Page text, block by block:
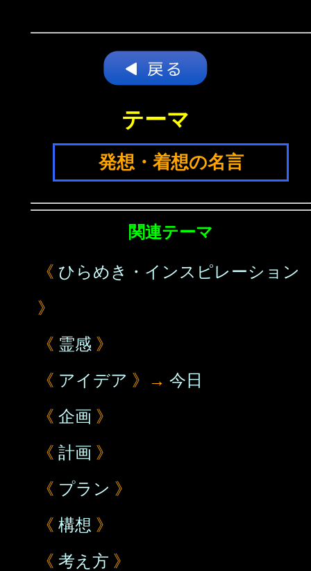
テーマ
発想・着想の名言
関連テーマ
《 ひらめき・インスピレーション
》
《 霊感 》
《 アイデア 》→ 今日
《 企画 》
《 計画 》
《 プラン 》
《 構想 》
《 考え方 》